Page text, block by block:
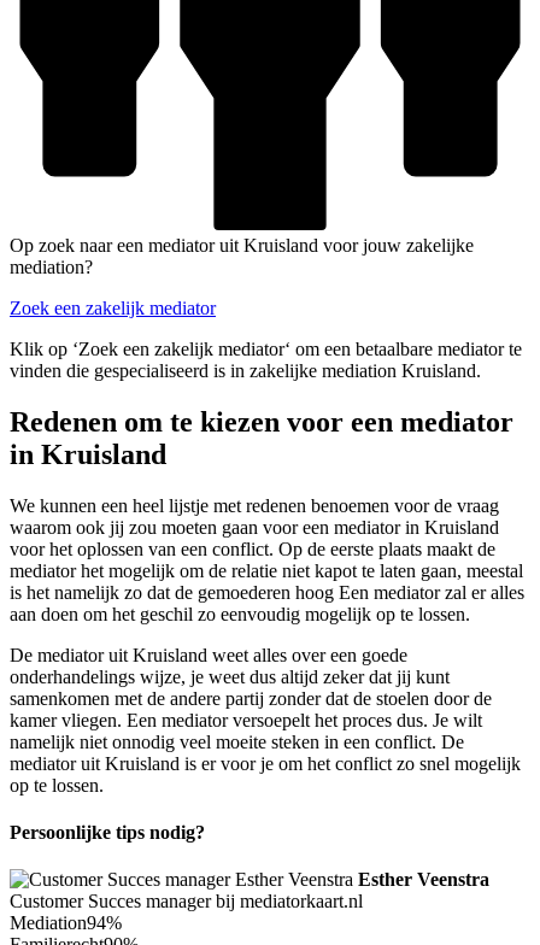
Op zoek naar een mediator uit Kruisland voor jouw zakelijke
mediation?
Zoek een zakelijk mediator
Klik op ‘Zoek een zakelijk mediator‘ om een betaalbare mediator te
vinden die gespecialiseerd is in zakelijke mediation Kruisland.
Redenen om te kiezen voor een mediator
in Kruisland
We kunnen een heel lijstje met redenen benoemen voor de vraag
waarom ook jij zou moeten gaan voor een mediator in Kruisland
voor het oplossen van een conflict. Op de eerste plaats maakt de
mediator het mogelijk om de relatie niet kapot te laten gaan, meestal
is het namelijk zo dat de gemoederen hoog Een mediator zal er alles
aan doen om het geschil zo eenvoudig mogelijk op te lossen.
De mediator uit Kruisland weet alles over een goede
onderhandelings wijze, je weet dus altijd zeker dat jij kunt
samenkomen met de andere partij zonder dat de stoelen door de
kamer vliegen. Een mediator versoepelt het proces dus. Je wilt
namelijk niet onnodig veel moeite steken in een conflict. De
mediator uit Kruisland is er voor je om het conflict zo snel mogelijk
op te lossen.
Persoonlijke tips nodig?
Esther Veenstra
Customer Succes manager bij mediatorkaart.nl
Mediation94%